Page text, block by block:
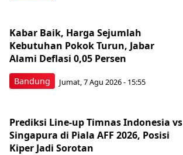
Bandung
Kabar Baik, Harga Sejumlah
Kebutuhan Pokok Turun, Jabar
Alami Deflasi 0,05 Persen
Jumat, 7 Agu 2026 - 15:55
Prediksi Line-up Timnas Indonesia vs
Singapura di Piala AFF 2026, Posisi
Kiper Jadi Sorotan